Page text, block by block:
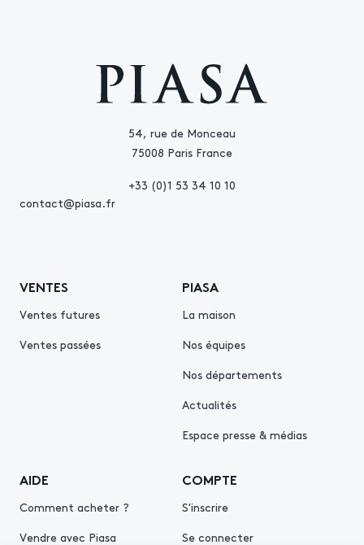
54, rue de Monceau
75008 Paris France
+33 (0)1 53 34 10 10
contact@piasa.fr
VENTES
Ventes futures
Ventes passées
PIASA
La maison
Nos équipes
Nos départements
Actualités
Espace presse & médias
AIDE
Comment acheter ?
Vendre avec Piasa
COMPTE
S'inscrire
Se connecter